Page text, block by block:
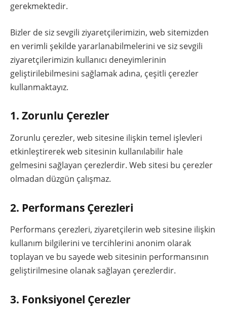
gerekmektedir.
Bizler de siz sevgili ziyaretçilerimizin, web sitemizden
en verimli şekilde yararlanabilmelerini ve siz sevgili
ziyaretçilerimizin kullanıcı deneyimlerinin
geliştirilebilmesini sağlamak adına, çeşitli çerezler
kullanmaktayız.
1. Zorunlu Çerezler
Zorunlu çerezler, web sitesine ilişkin temel işlevleri
etkinleştirerek web sitesinin kullanılabilir hale
gelmesini sağlayan çerezlerdir. Web sitesi bu çerezler
olmadan düzgün çalışmaz.
2. Performans Çerezleri
Performans çerezleri, ziyaretçilerin web sitesine ilişkin
kullanım bilgilerini ve tercihlerini anonim olarak
toplayan ve bu sayede web sitesinin performansının
geliştirilmesine olanak sağlayan çerezlerdir.
3. Fonksiyonel Çerezler